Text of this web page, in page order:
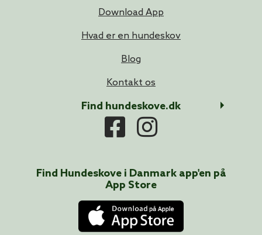
Download App
Hvad er en hundeskov
Blog
Kontakt os
Find hundeskove.dk
Find Hundeskove i Danmark app'en på
App Store